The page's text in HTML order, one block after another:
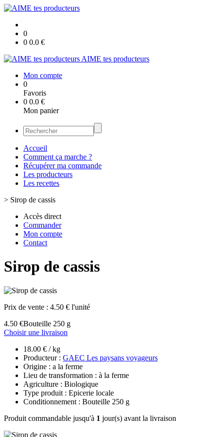
0
0 0.0 €
AIME tes producteurs
Mon compte
0
Favoris
0 0.0 €
Mon panier
Accueil
Comment ça marche ?
Récupérer ma commande
Les producteurs
Les recettes
> Sirop de cassis
Accès direct
Commander
Mon compte
Contact
Sirop de cassis
Prix de vente : 4.50 € l'unité
4.50 €Bouteille 250 g
Choisir une livraison
18.00 € / kg
Producteur : GAEC Les paysans voyageurs
Origine : a la ferme
Lieu de transformation : à la ferme
Agriculture : Biologique
Type produit : Epicerie locale
Conditionnement : Bouteille 250 g
Produit commandable jusqu'à 1 jour(s) avant la livraison